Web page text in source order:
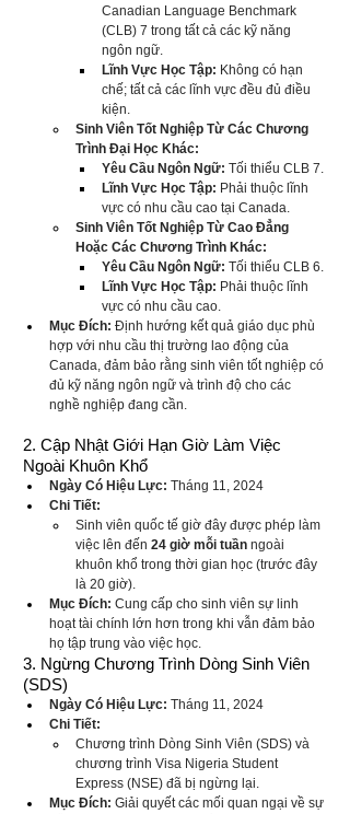
Canadian Language Benchmark
(CLB) 7 trong tất cả các kỹ năng
ngôn ngữ.
Lĩnh Vực Học Tập: Không có hạn
chế; tất cả các lĩnh vực đều đủ điều
kiện.
Sinh Viên Tốt Nghiệp Từ Các Chương
Trình Đại Học Khác:
Yêu Cầu Ngôn Ngữ: Tối thiểu CLB 7.
Lĩnh Vực Học Tập: Phải thuộc lĩnh
vực có nhu cầu cao tại Canada.
Sinh Viên Tốt Nghiệp Từ Cao Đẳng
Hoặc Các Chương Trình Khác:
Yêu Cầu Ngôn Ngữ: Tối thiểu CLB 6.
Lĩnh Vực Học Tập: Phải thuộc lĩnh
vực có nhu cầu cao.
Mục Đích: Định hướng kết quả giáo dục phù
hợp với nhu cầu thị trường lao động của
Canada, đảm bảo rằng sinh viên tốt nghiệp có
đủ kỹ năng ngôn ngữ và trình độ cho các
nghề nghiệp đang cần.
2. Cập Nhật Giới Hạn Giờ Làm Việc
Ngoài Khuôn Khổ
Ngày Có Hiệu Lực: Tháng 11, 2024
Chi Tiết:
Sinh viên quốc tế giờ đây được phép làm
việc lên đến 24 giờ mỗi tuần ngoài
khuôn khổ trong thời gian học (trước đây
là 20 giờ).
Mục Đích: Cung cấp cho sinh viên sự linh
hoạt tài chính lớn hơn trong khi vẫn đảm bảo
họ tập trung vào việc học.
3. Ngừng Chương Trình Dòng Sinh Viên
(SDS)
Ngày Có Hiệu Lực: Tháng 11, 2024
Chi Tiết:
Chương trình Dòng Sinh Viên (SDS) và
chương trình Visa Nigeria Student
Express (NSE) đã bị ngừng lại.
Mục Đích: Giải quyết các mối quan ngại về sự